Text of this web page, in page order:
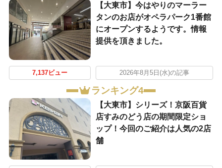
【大東市】今はやりのマーラー
タンのお店がオペラパーク1番館
にオープンするようです。情報
提供を頂きました。
7,137ビュー 2026年8月5日(水)の記事
ランキング4
【大東市】シリーズ！京阪百貨
店すみのどう店の期間限定ショ
ップ！今回のご紹介は人気の2店
舗